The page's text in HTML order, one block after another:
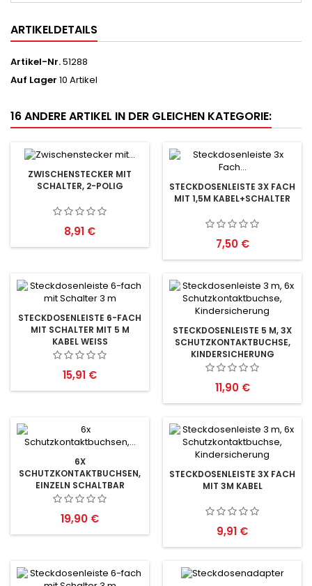
ARTIKELDETAILS
Artikel-Nr.51288
Auf Lager 10 Artikel
16 ANDERE ARTIKEL IN DER GLEICHEN KATEGORIE:
ZWISCHENSTECKER MIT
SCHALTER, 2-POLIG
Preis
8,91 €
STECKDOSENLEISTE 3X FACH
MIT 1,5M KABEL+SCHALTER
Preis
7,50 €
STECKDOSENLEISTE 6-FACH
MIT SCHALTER MIT 5 M
KABEL WEISS
Preis
15,91 €
STECKDOSENLEISTE 5 M, 3X
SCHUTZKONTAKTBUCHSE,
KINDERSICHERUNG
Preis
11,90 €
6X
SCHUTZKONTAKTBUCHSEN,
EINZELN SCHALTBAR
Preis
19,90 €
STECKDOSENLEISTE 3X FACH
MIT 3M KABEL
Preis
9,91 €